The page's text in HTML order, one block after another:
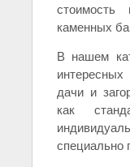
каменных
В нашем
дачи и
как
специально